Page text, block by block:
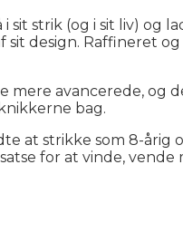
strik (og i sit liv) og
design. Raffineret
avancerede, og
bag.
at strikke som 8-årig
for at vinde, vende